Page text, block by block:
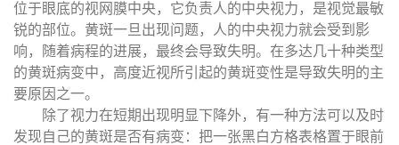
位于眼底的视网膜中央，它负责人的中央视力，是视觉最敏
锐的部位。黄斑一旦出现问题，人的中央视力就会受到影
响，随着病程的进展，最终会导致失明。在多达几十种类型
的黄斑病变中，高度近视所引起的黄斑变性是导致失明的主
要原因之一。
除了视力在短期出现明显下降外，有一种方法可以及时
发现自己的黄斑是否有病变：把一张黑白方格表格置于眼前